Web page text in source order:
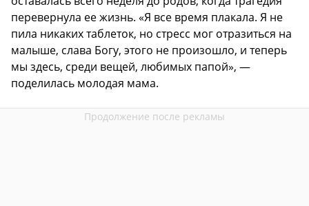
перевернула ее жизнь. «Я все время плакала. Я не
пила никаких таблеток, но стресс мог отразиться на
малыше, слава Богу, этого не произошло, и теперь
мы здесь, среди вещей, любимых папой», —
поделилась молодая мама.